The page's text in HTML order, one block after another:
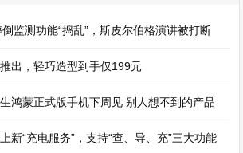
监测功能“捣乱”，斯皮尔伯格演讲被打断
出，轻巧造型到手仅199元
鸿蒙正式版手机下周见 别人想不到的产品
新“充电服务”，支持“查、导、充”三大功能